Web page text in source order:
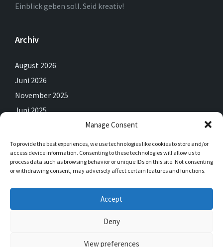
Manage Consent
To provide the best experiences, we use technologies like cookies to store and/or
access device information. Consenting to these technologies will allow us to
process data such as browsing behavior or unique IDs on this site. Not consenting
or withdrawing consent, may adversely affect certain features and functions.
Accept
Deny
View preferences
Einblick geben soll. Seid kreativ!
Archiv
August 2026
Juni 2026
November 2025
Juni 2025
April 2025
Februar 2025
Dezember 2024